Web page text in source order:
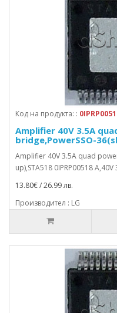
Код на продукта: :
Amplifier 40V 3.5A
bridge,PowerSSO-
Amplifier 40V 3.5A quad
up),STA518 0IPRP00518
13.80€ / 26.99 лв.
Производител : LG